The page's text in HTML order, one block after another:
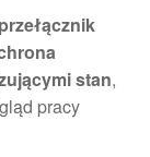
przełącznik
stan,
pracy